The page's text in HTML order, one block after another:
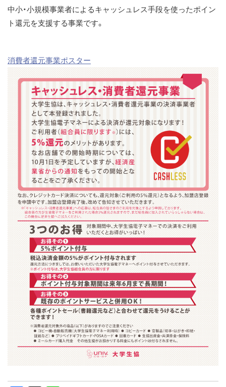
中小・小規模事業者によるキャッシュレス手段を使ったポイン
ト還元を支援する事業です。
消費者還元事業ポスター